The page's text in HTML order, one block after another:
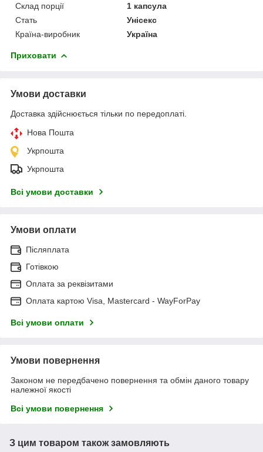
Склад порції
1 капсула
Стать
Унісекс
Країна-виробник
Україна
Приховати
Умови доставки
Доставка здійснюється тільки по передоплаті.
Нова Пошта
Укрпошта
Укрпошта
Всі умови доставки
Умови оплати
Післяплата
Готівкою
Оплата за реквізитами
Оплата картою Visa, Mastercard - WayForPay
Всі умови оплати
Умови повернення
Законом не передбачено повернення та обмін даного товару
належної якості
Всі умови повернення
З цим товаром також замовляють